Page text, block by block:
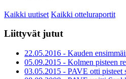
Kaikki uutiset Kaikki otteluraportit
Liittyvät jutut
22.05.2016 - Kauden
05.09.2015 - Kolmen pisteen
03.05.2015 - PAVE otti pisteet